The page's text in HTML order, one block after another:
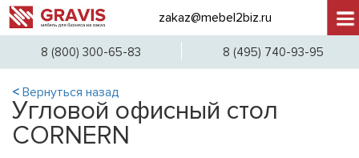
+7
zakaz@mebel2biz.ru
8 (800) 300-65-83 8 (495) 740-93-95
< Вернуться назад
Угловой офисный стол
CORNERN